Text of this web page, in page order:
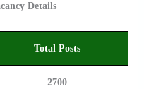
Details
Total Posts
2700